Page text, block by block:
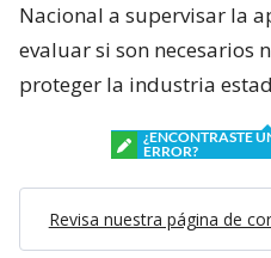
Nacional a supervisar la
evaluar si son necesarios
proteger la industria
¿ENCONTRASTE
ERROR?
Revisa nuestra página de